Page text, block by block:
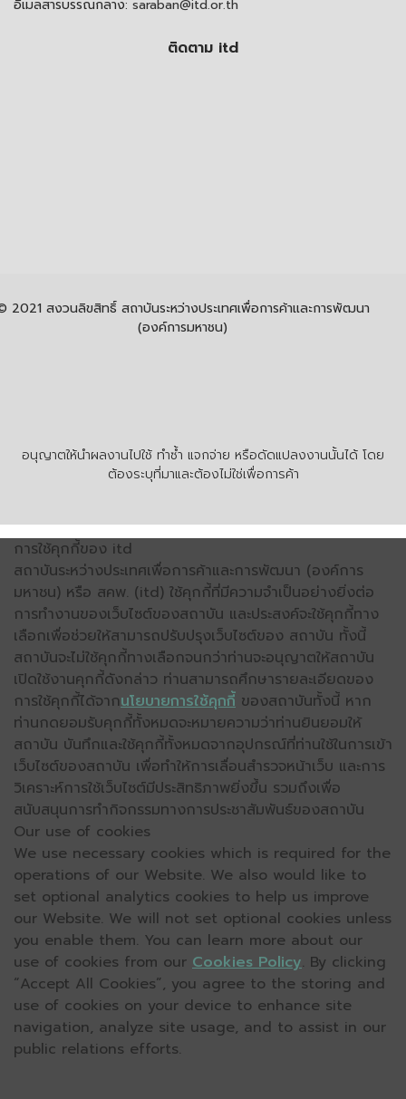
อีเมลสารบรรณกลาง: saraban@itd.or.th
ติดตาม itd
อนุญาตให้นำผลงานไปใช้ ทำซ้ำ แจกจ่าย หรือดัดแปลงงานนั้นได้ โดย
ต้องระบุที่มาและต้องไม่ใช่เพื่อการค้า
2021 สงวนลิขสิทธิ์ สถาบันระหว่างประเทศเพื่อการค้าและการพัฒนา
(องค์การมหาชน)
การใช้คุกกี้ของ itd
สถาบันระหว่างประเทศเพื่อการค้าและการพัฒนา (องค์การ
มหาชน) หรือ สคพ. (itd) ใช้คุกกี้ที่มีความจำเป็นอย่างยิ่งต่อ
การทำงานของเว็บไซต์ของสถาบัน และประสงค์จะใช้คุกกี้ทาง
เลือกเพื่อช่วยให้สามารถปรับปรุงเว็บไซต์ของ สถาบัน ทั้งนี้
สถาบันจะไม่ใช้คุกกี้ทางเลือกจนกว่าท่านจะอนุญาตให้สถาบัน
เปิดใช้งานคุกกี้ดังกล่าว ท่านสามารถศึกษารายละเอียดของ
การใช้คุกกี้ได้จากนโยบายการใช้คุกกี้ ของสถาบันทั้งนี้ หาก
ท่านกดยอมรับคุกกี้ทั้งหมดจะหมายความว่าท่านยินยอมให้
สถาบัน บันทึกและใช้คุกกี้ทั้งหมดจากอุปกรณ์ที่ท่านใช้ในการเข้า
เว็บไซต์ของสถาบัน เพื่อทำให้การเลื่อนสำรวจหน้าเว็บ และการ
วิเคราะห์การใช้เว็บไซต์มีประสิทธิภาพยิ่งขึ้น รวมถึงเพื่อ
สนับสนุนการทำกิจกรรมทางการประชาสัมพันธ์ของสถาบัน
Our use of cookies
We use necessary cookies which is required for the
operations of our Website. We also would like to
set optional analytics cookies to help us improve
our Website. We will not set optional cookies unless
you enable them. You can learn more about our
use of cookies from our Cookies Policy. By clicking
“Accept All Cookies”, you agree to the storing and
use of cookies on your device to enhance site
navigation, analyze site usage, and to assist in our
public relations efforts.